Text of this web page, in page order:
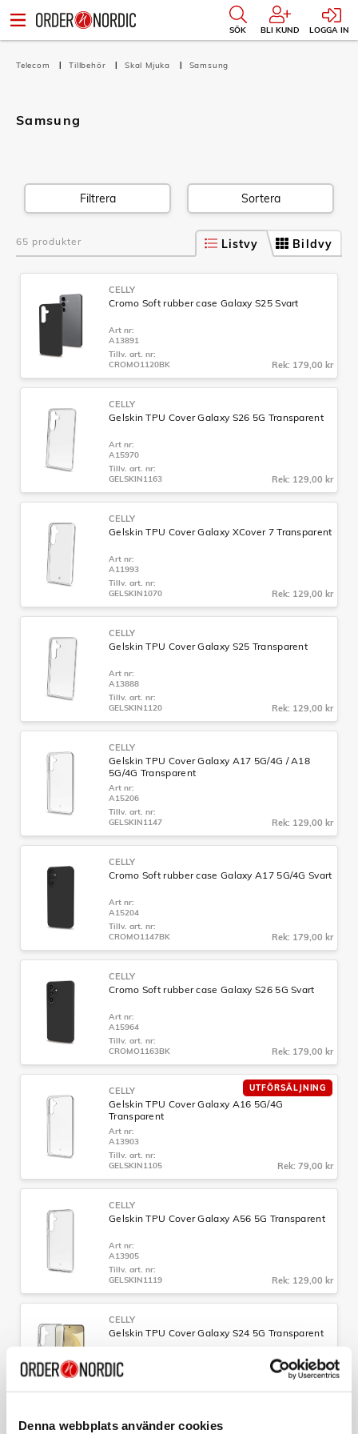
Denna webbplats använder cookies
SÖK BLI KUND LOGGA IN
Telecom Tillbehör Skal Mjuka Samsung
Samsung
Filtrera Sortera
65 produkter Bildvy
Listvy
CELLY
Cromo Soft rubber case Galaxy S25 Svart
Art nr:
A13891
Tillv. art. nr:
CROMO1120BK
Rek: 179,00 kr
CELLY
Gelskin TPU Cover Galaxy S26 5G Transparent
Art nr:
A15970
Tillv. art. nr:
GELSKIN1163
Rek: 129,00 kr
CELLY
Gelskin TPU Cover Galaxy XCover 7 Transparent
Art nr:
A11993
Tillv. art. nr:
GELSKIN1070
Rek: 129,00 kr
CELLY
Gelskin TPU Cover Galaxy S25 Transparent
Art nr:
A13888
Tillv. art. nr:
GELSKIN1120
Rek: 129,00 kr
CELLY
Gelskin TPU Cover Galaxy A17 5G/4G / A18
5G/4G Transparent
Art nr:
A15206
Tillv. art. nr:
GELSKIN1147
Rek: 129,00 kr
CELLY
Cromo Soft rubber case Galaxy A17 5G/4G Svart
Art nr:
A15204
Tillv. art. nr:
CROMO1147BK
Rek: 179,00 kr
CELLY
Cromo Soft rubber case Galaxy S26 5G Svart
Art nr:
A15964
Tillv. art. nr:
CROMO1163BK
Rek: 179,00 kr
UTFÖRSÄLJNING
CELLY
Gelskin TPU Cover Galaxy A16 5G/4G
Transparent
Art nr:
A13903
Tillv. art. nr:
GELSKIN1105
Rek: 79,00 kr
CELLY
Gelskin TPU Cover Galaxy A56 5G Transparent
Art nr:
A13905
Tillv. art. nr:
GELSKIN1119
Rek: 129,00 kr
CELLY
Gelskin TPU Cover Galaxy S24 5G Transparent
Art nr:
A11740
GELSKIN1065
Rek: 129,00 kr